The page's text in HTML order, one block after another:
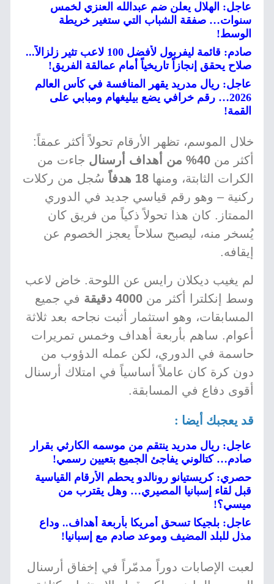
عاجل: الهلال يعلن ضم عبدالله العنزي لخمس
سنوات… صفقة الشباب التي ستغير خريطة
الوسط!
صادم: قائمة ليفربول لأفضل 100 لاعب تثير زلزالاً...
صلاح يحقق إنجازاً تاريخياً أمام عمالقة الفريق!
عاجل: ريال مدريد يقهر المنافسة في كأس العالم
2026… رقم خرافي يضع بيليغهام ومبابي على
القمة!
خلال الموسم، تظهر الأرقام تحولاً أكثر عمقاً:
أكثر من 40% من أهداف أرسنال
جاءت من
الكرات الثابتة، ومنها 18 هدفاً
سُجل من ركلات
ركنية – وهو رقم قياسي جديد في الدوري
الممتاز. كان هذا تحولاً ذكياً من فريق كان
يُسخر منه، ليصبح سلاحاً يعجز الخصوم عن
إيقافه.
لم يغيب ديكلان رايس عن اللوحة. خاض لاعب
وسط إنكلترا أكثر من 4000 دقيقة
في جميع
المسابقات، وهو استثمار أثبت نجاحه بعد ثلاثة
أعوام. ساهم بأربعة أهداف وخمس تمريرات
حاسمة في الدوري، لكن عمله الدؤوب من
دون كرة كان عاملاً أساسياً في امتلاك أرسنال
أقوى دفاع في المسابقة.
قد يعجبك أيضا :
عاجل: ريال مدريد ينتقم من موسمه الكارثي بقرار
صادم… كتالوني يفاجئ الجميع بتعيين رسمي!
حصري: كريستيانو رونالدو يحطم الأرقام القياسية
قبل لقاء إسبانيا المصيري… وهل يقترب من
ميسي؟!
عاجل: بلجيكا تسحق أمريكا بأربعة أهداف.. وداع
مذل للبلد المضيف وموعد صادم مع إسبانيا!
لعبت الإصابات دوراً مدمّراً في إخفاق أرسنال